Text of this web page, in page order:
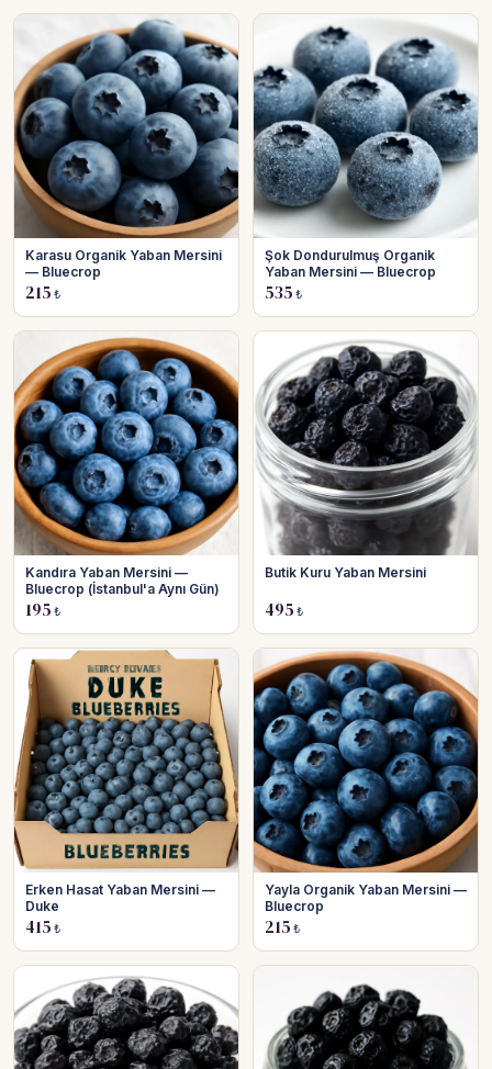
Karasu Organik Yaban Mersini
— Bluecrop
215 ₺
Şok Dondurulmuş Organik
Yaban Mersini — Bluecrop
535 ₺
Kandıra Yaban Mersini —
Bluecrop (İstanbul'a Aynı Gün)
195 ₺
Butik Kuru Yaban Mersini
495 ₺
Erken Hasat Yaban Mersini —
Duke
415 ₺
Yayla Organik Yaban Mersini —
Bluecrop
215 ₺